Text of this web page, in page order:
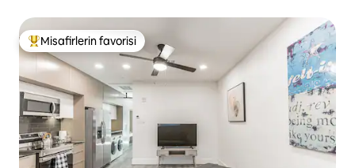
Misafirlerin favorilerinden en beğenilenler arasında
Misafirlerin favorisi